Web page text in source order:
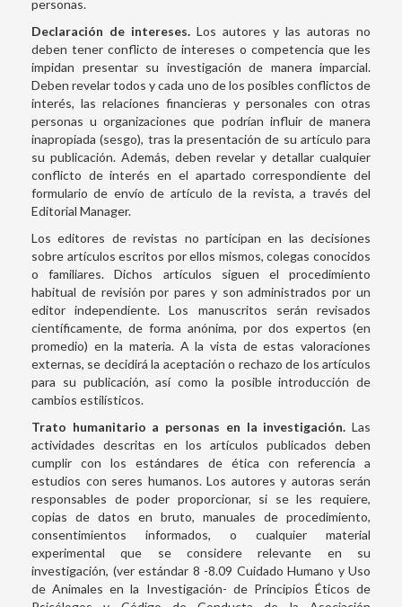
personas.
Declaración de intereses. Los autores y las autoras no
deben tener conflicto de intereses o competencia que les
impidan presentar su investigación de manera imparcial.
Deben revelar todos y cada uno de los posibles conflictos de
interés, las relaciones financieras y personales con otras
personas u organizaciones que podrían influir de manera
inapropiada (sesgo), tras la presentación de su artículo para
su publicación. Además, deben revelar y detallar cualquier
conflicto de interés en el apartado correspondiente del
formulario de envío de artículo de la revista, a través del
Editorial Manager.
Los editores de revistas no participan en las decisiones
sobre artículos escritos por ellos mismos, colegas conocidos
o familiares. Dichos artículos siguen el procedimiento
habitual de revisión por pares y son administrados por un
editor independiente. Los manuscritos serán revisados
científicamente, de forma anónima, por dos expertos (en
promedio) en la materia. A la vista de estas valoraciones
externas, se decidirá la aceptación o rechazo de los artículos
para su publicación, así como la posible introducción de
cambios estilísticos.
Trato humanitario a personas en la investigación. Las
actividades descritas en los artículos publicados deben
cumplir con los estándares de ética con referencia a
estudios con seres humanos. Los autores y autoras serán
responsables de poder proporcionar, si se les requiere,
copias de datos en bruto, manuales de procedimiento,
consentimientos informados, o cualquier material
experimental que se considere relevante en su
investigación, (ver estándar 8 -8.09 Cuidado Humano y Uso
de Animales en la Investigación- de Principios Éticos de